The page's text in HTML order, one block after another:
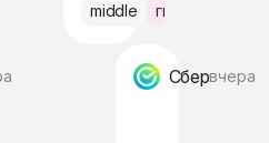
middle гибрид Москва
Сбервчера